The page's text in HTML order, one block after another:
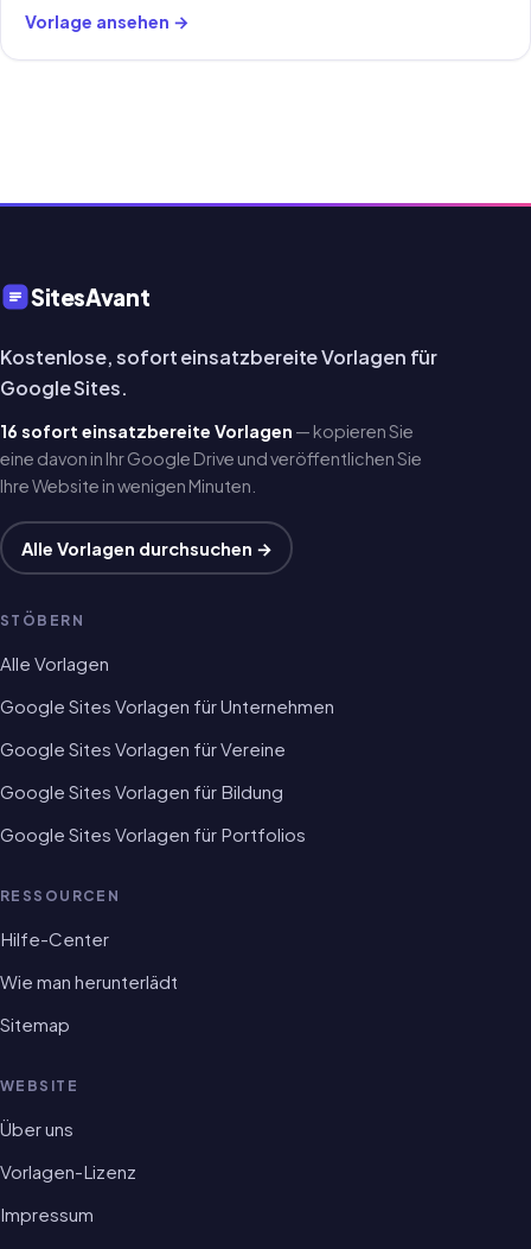
Vorlage ansehen →
SitesAvant
Kostenlose, sofort einsatzbereite Vorlagen für
Google Sites.
16 sofort einsatzbereite Vorlagen — kopieren Sie
eine davon in Ihr Google Drive und veröffentlichen Sie
Ihre Website in wenigen Minuten.
Alle Vorlagen durchsuchen →
STÖBERN
Alle Vorlagen
Google Sites Vorlagen für Unternehmen
Google Sites Vorlagen für Vereine
Google Sites Vorlagen für Bildung
Google Sites Vorlagen für Portfolios
RESSOURCEN
Hilfe-Center
Wie man herunterlädt
Sitemap
WEBSITE
Über uns
Vorlagen-Lizenz
Impressum